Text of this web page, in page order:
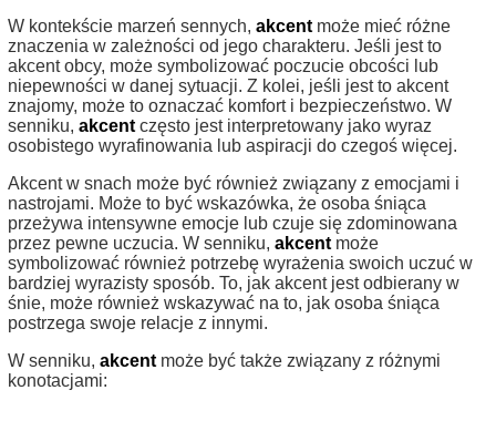
W kontekście marzeń sennych, akcent może mieć różne
znaczenia w zależności od jego charakteru. Jeśli jest to
akcent obcy, może symbolizować poczucie obcości lub
niepewności w danej sytuacji. Z kolei, jeśli jest to akcent
znajomy, może to oznaczać komfort i bezpieczeństwo. W
senniku, akcent często jest interpretowany jako wyraz
osobistego wyrafinowania lub aspiracji do czegoś więcej.
Akcent w snach może być również związany z emocjami i
nastrojami. Może to być wskazówka, że osoba śniąca
przeżywa intensywne emocje lub czuje się zdominowana
przez pewne uczucia. W senniku, akcent może
symbolizować również potrzebę wyrażenia swoich uczuć w
bardziej wyrazisty sposób. To, jak akcent jest odbierany w
śnie, może również wskazywać na to, jak osoba śniąca
postrzega swoje relacje z innymi.
W senniku, akcent może być także związany z różnymi
konotacjami: